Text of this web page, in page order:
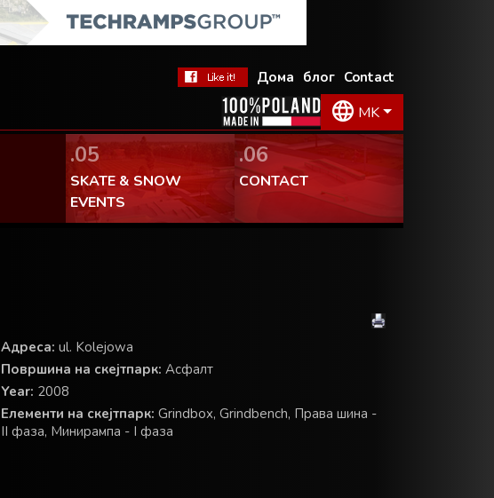
Contact
блог
Дома
MK
.05
SKATE & SNOW
EVENTS
.06
CONTACT
Адреса: ul. Kolejowa
Површина на скејтпарк: Асфалт
Year: 2008
Елементи на скејтпарк: Grindbox, Grindbench, Права шина -
II фаза, Минирампа - I фаза